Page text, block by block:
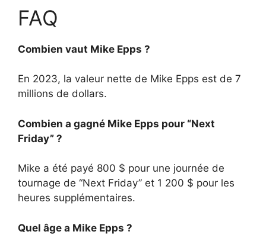
FAQ
Combien vaut Mike Epps ?
En 2023, la valeur nette de Mike Epps est de 7
millions de dollars.
Combien a gagné Mike Epps pour “Next
Friday” ?
Mike a été payé 800 $ pour une journée de
tournage de “Next Friday” et 1 200 $ pour les
heures supplémentaires.
Quel âge a Mike Epps ?